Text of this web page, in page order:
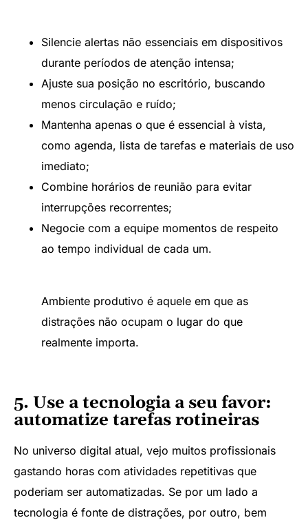
Silencie alertas não essenciais em dispositivos
durante períodos de atenção intensa;
Ajuste sua posição no escritório, buscando
menos circulação e ruído;
Mantenha apenas o que é essencial à vista,
como agenda, lista de tarefas e materiais de uso
imediato;
Combine horários de reunião para evitar
interrupções recorrentes;
Negocie com a equipe momentos de respeito
ao tempo individual de cada um.
Ambiente produtivo é aquele em que as
distrações não ocupam o lugar do que
realmente importa.
5. Use a tecnologia a seu favor:
automatize tarefas rotineiras
No universo digital atual, vejo muitos profissionais
gastando horas com atividades repetitivas que
poderiam ser automatizadas. Se por um lado a
tecnologia é fonte de distrações, por outro, bem